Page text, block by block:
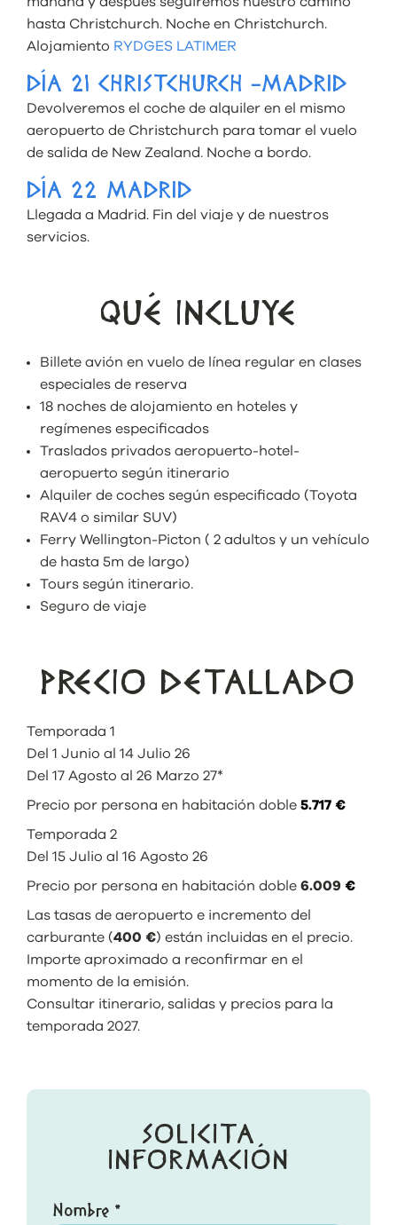
hasta Christchurch. Noche en Christchurch.
Alojamiento RYDGES LATIMER
DÍA 21 CHRISTCHURCH -MADRID
Devolveremos el coche de alquiler en el mismo
aeropuerto de Christchurch para tomar el vuelo
de salida de New Zealand. Noche a bordo.
DÍA 22 MADRID
Llegada a Madrid. Fin del viaje y de nuestros
servicios.
QUÉ INCLUYE
Billete avión en vuelo de línea regular en clases
especiales de reserva
18 noches de alojamiento en hoteles y
regímenes especificados
Traslados privados aeropuerto-hotel-
aeropuerto según itinerario
Alquiler de coches según especificado (Toyota
RAV4 o similar SUV)
Ferry Wellington-Picton ( 2 adultos y un vehículo
de hasta 5m de largo)
Tours según itinerario.
Seguro de viaje
PRECIO DETALLADO
Temporada 1
Del 1 Junio al 14 Julio 26
Del 17 Agosto al 26 Marzo 27*
Precio por persona en habitación doble 5.717 €
Temporada 2
Del 15 Julio al 16 Agosto 26
Precio por persona en habitación doble 6.009 €
Las tasas de aeropuerto e incremento del
carburante (400 €) están incluidas en el precio.
Importe aproximado a reconfirmar en el
momento de la emisión.
Consultar itinerario, salidas y precios para la
temporada 2027.
SOLICITA
INFORMACIÓN
Nombre *